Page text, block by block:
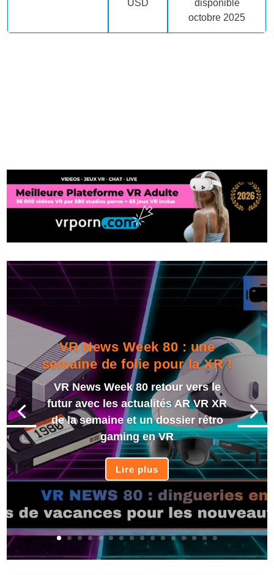
USD
disponible
octobre 2025
VR News Week 80 : une
semaine de folie pour la XR !
VR News Week 80 retour vers le
futur avec les actualités AR VR XR
de la semaine et un dossier rétro
gaming en VR
Lire plus